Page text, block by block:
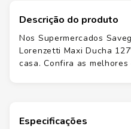
Descrição do produto
Nos Supermercados
Lorenzetti Maxi Ducha
casa. Confira as
Especificações